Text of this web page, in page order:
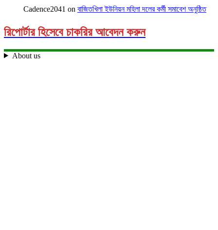
Cadence2041 on বাজিতখিলা ইউনিয়ন মহিলা দলের কর্মী সমাবেশ অনুষ্ঠিত
রিপোর্টার হিসেবে চাকরির আবেদন করুন
About us